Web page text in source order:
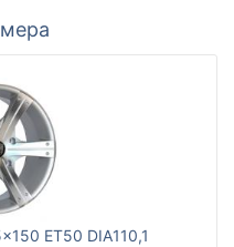
ET50 DIA110,1